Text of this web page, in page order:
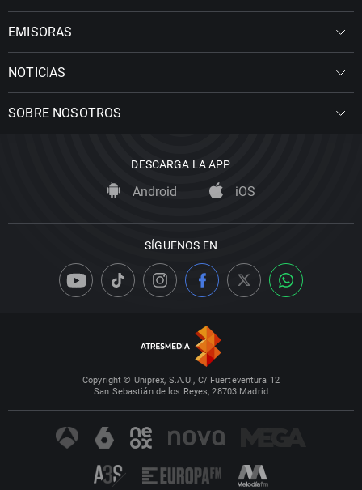
EMISORAS
NOTICIAS
SOBRE NOSOTROS
DESCARGA LA APP
Android iOS
SÍGUENOS EN
Copyright © Uniprex, S.A.U., C/ Fuerteventura 12
San Sebastián de los Reyes, 28703 Madrid